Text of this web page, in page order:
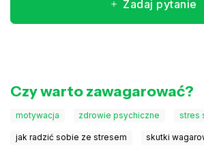
Zadaj pytanie
Czy warto zawagarować?
motywacja zdrowie psychiczne stres
jak radzić sobie ze stresem
skutki